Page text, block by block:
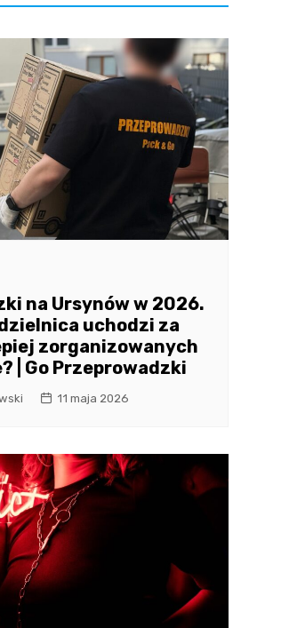
na Ursynów w 2026.
uchodzi za
zorganizowanych
| Go Przeprowadzki
11 maja 2026